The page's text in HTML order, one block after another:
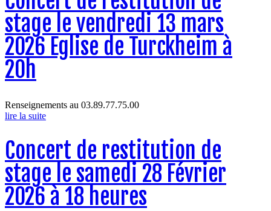
stage le vendredi 13 mars
2026 Eglise de Turckheim à
20h
Renseignements au 03.89.77.75.00
lire la suite
Concert de restitution de
stage le samedi 28 Février
2026 à 18 heures